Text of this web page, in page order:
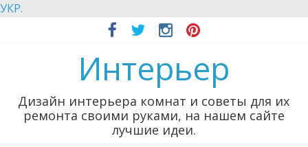
УКР.
Интерьер
Дизайн интерьера комнат и советы для их
ремонта своими руками, на нашем сайте
лучшие идеи.